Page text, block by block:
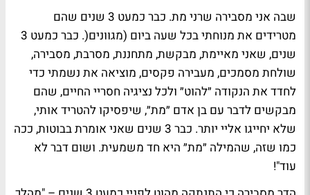
שבה אני מסבירה שרני מת. כבר כמעט 3 שנים שהם
מטרידים את מנוחתי בכל שעה ביום (מגוונים(. כבר כמעט 3
שנים, שאני מאיימת, מבקשת, מתחננת, מסרבת, מסבירה,
שולחת מסמכים, מעבירה פקסים, מוציאה את נשמתי כדי
לחדד את הנקודה ״להוט״ ולכל נציגיה חסריי החיים, שהם
מבקשים לדבר עם בן אדם ״מת״, שיפסיקו להטריד אותי,
שלא יחייגו אליי יותר. כבר 3 שנים שאני אומרת בבוטות, ככה
כמו שזה, שהמילה ״מת״ היא חד משמעית. ושום דבר לא
עוד"!